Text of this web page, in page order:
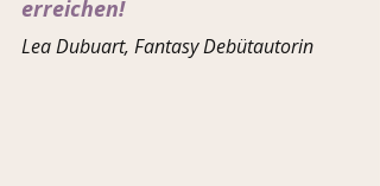
erreichen!
Lea Dubuart, Fantasy Debütautorin